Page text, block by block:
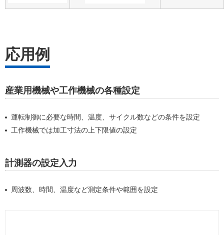
応用例
産業用機械や工作機械の各種設定
運転制御に必要な時間、温度、サイクル数などの条件を設定
工作機械では加工寸法の上下限値の設定
計測器の設定入力
周波数、時間、温度など測定条件や範囲を設定